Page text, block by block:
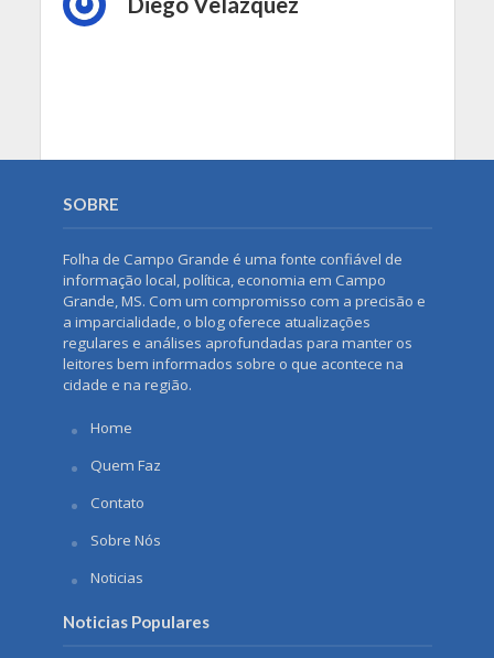
SOBRE
Folha de Campo Grande é uma fonte confiável de
informação local, política, economia em Campo
Grande, MS. Com um compromisso com a precisão e
a imparcialidade, o blog oferece atualizações
regulares e análises aprofundadas para manter os
leitores bem informados sobre o que acontece na
cidade e na região.
Home
Quem Faz
Contato
Sobre Nós
Noticias
Noticias Populares